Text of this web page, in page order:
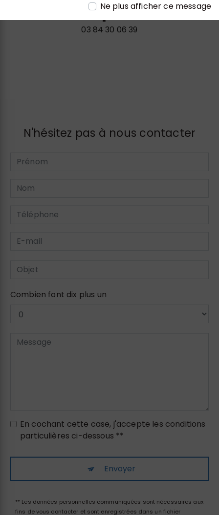
Ne plus afficher ce message
Téléphone
03 84 30 06 39
N'hésitez pas à nous contacter
Combien font dix plus un
En cochant cette case, j'accepte les conditions
particulières ci-dessous **
Envoyer
** Les données personnelles communiquées sont nécessaires aux
fins de vous contacter et sont enregistrées dans un fichier